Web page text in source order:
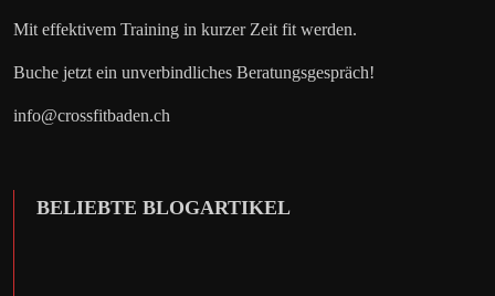
Mit effektivem Training in kurzer Zeit fit werden.
Buche jetzt ein unverbindliches Beratungsgespräch!
info@crossfitbaden.ch
BELIEBTE BLOGARTIKEL